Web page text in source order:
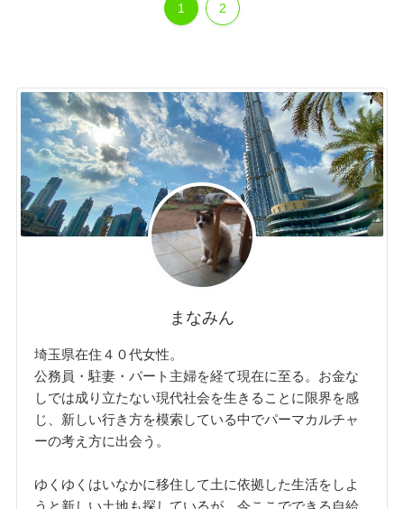
1 2
まなみん
埼玉県在住４０代女性。
公務員・駐妻・パート主婦を経て現在に至る。お金な
しでは成り立たない現代社会を生きることに限界を感
じ、新しい行き方を模索している中でパーマカルチャ
ーの考え方に出会う。
ゆくゆくはいなかに移住して土に依拠した生活をしよ
うと新しい土地も探しているが、今ここでできる自給